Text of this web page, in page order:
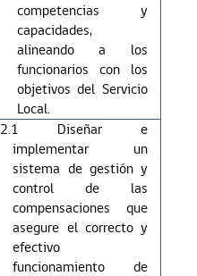
competencias y
capacidades,
alineando a los
funcionarios con los
objetivos del Servicio
Local.
2.1 Diseñar e
implementar un
sistema de gestión y
control de las
compensaciones que
asegure el correcto y
efectivo
funcionamiento de